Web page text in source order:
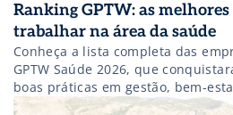
Ranking GPTW: as
trabalhar na área da saúde
Conheça a lista completa das
GPTW Saúde 2026, que
boas práticas em gestão, bem-
profissional dos colaboradores.